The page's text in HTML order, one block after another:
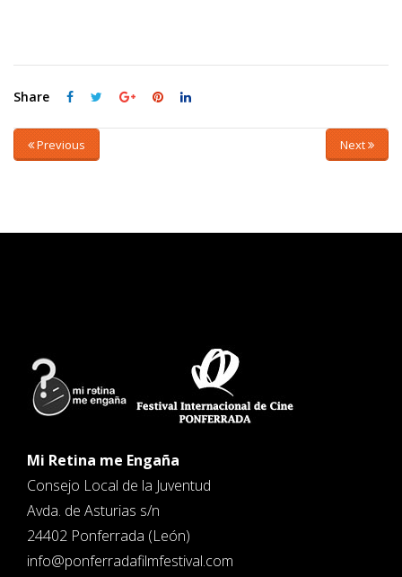
Share
Previous Next
Mi Retina me Engaña
Consejo Local de la Juventud
Avda. de Asturias s/n
24402 Ponferrada (León)
info@ponferradafilmfestival.com